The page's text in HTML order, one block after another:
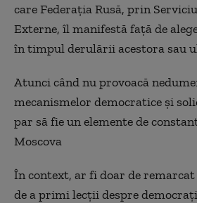
care Federația Rusă, prin
Externe, îl manifestă față de
în timpul derulării acestora sau
Atunci când nu provoacă
mecanismelor democratice și
par să fie un elemente de
Moscova
În context, ar fi doar de
de a primi lecții despre